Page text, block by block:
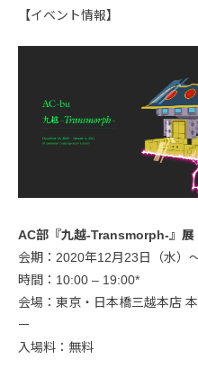
【イベント情報】
AC部『九越-Transmorph-』展
会期：2020年12月23日（水）
時間：10:00 – 19:00*
会場：東京・日本橋三越本店
ー
入場料：無料